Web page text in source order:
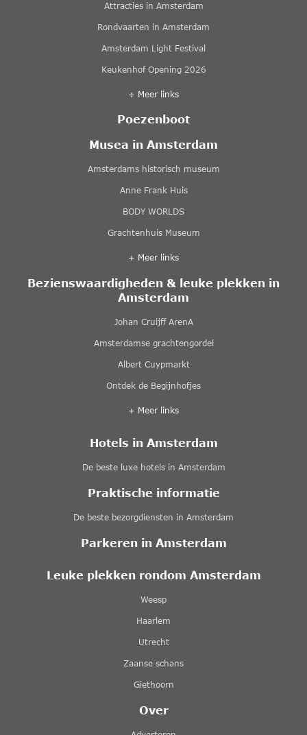
Attracties in Amsterdam
Rondvaarten in Amsterdam
Amsterdam Light Festival
Keukenhof Opening 2026
+ Meer links
Poezenboot
Musea in Amsterdam
Amsterdams historisch museum
Anne Frank Huis
BODY WORLDS
Grachtenhuis Museum
+ Meer links
Bezienswaardigheden & leuke plekken in
Amsterdam
Johan Cruijff ArenA
Amsterdamse grachtengordel
Albert Cuypmarkt
Ontdek de Begijnhofjes
+ Meer links
Hotels in Amsterdam
De beste luxe hotels in Amsterdam
Praktische informatie
De beste bezorgdiensten in Amsterdam
Parkeren in Amsterdam
Leuke plekken rondom Amsterdam
Weesp
Haarlem
Utrecht
Zaanse schans
Giethoorn
Over